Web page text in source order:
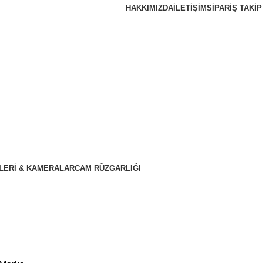
HAKKIMIZDA İLETIŞIMSIPARIŞ TAKIP
& KAMERALARCAM RÜZGARLIĞI